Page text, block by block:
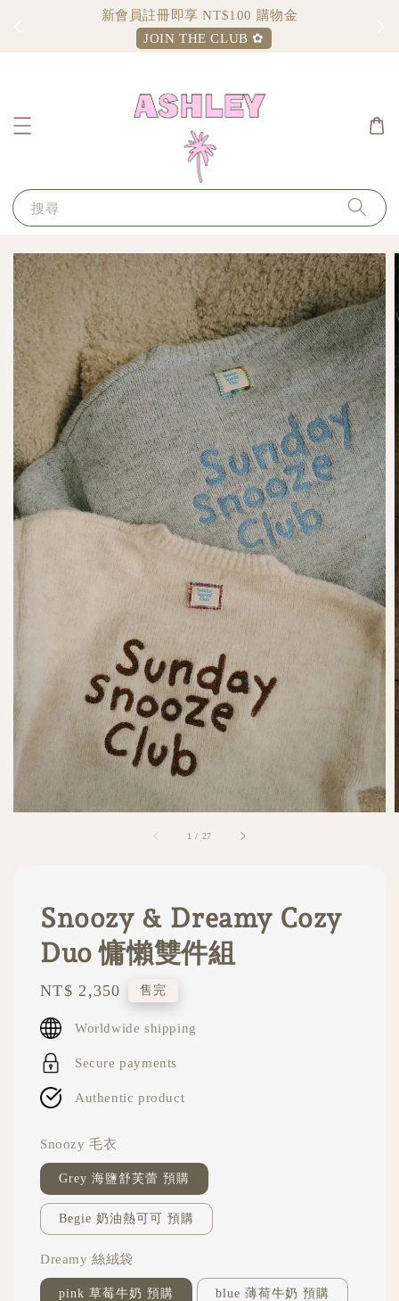
Sign up and enjoy $100 shopping credit
JOIN THE CLUB ✿
搜尋
1 / 27
Snoozy & Dreamy Cozy
Duo 慵懶雙件組
Regular
price
NT$ 2,350 售完
Worldwide shipping
Secure payments
Authentic product
Snoozy 毛衣
Grey 海鹽舒芙蕾 預購
Begie 奶油熱可可 預購
Dreamy 絲絨袋
pink 草莓牛奶 預購 blue 薄荷牛奶 預購